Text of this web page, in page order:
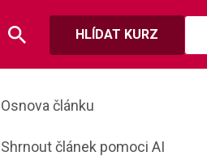
HLÍDAT KURZ
Osnova článku
Shrnout článek pomoci AI